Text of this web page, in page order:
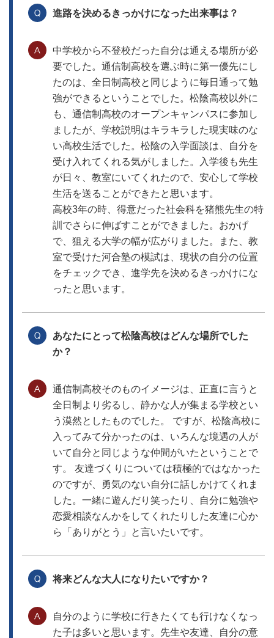
進路を決めるきっかけになった出来事は？
中学校から不登校だった自分は通える場所が必
要でした。通信制高校を選ぶ時に第一優先にし
たのは、全日制高校と同じように毎日通って勉
強ができるということでした。松陰高校以外に
も、通信制高校のオープンキャンパスに参加し
ましたが、学校説明はキラキラした現実味のな
い高校生活でした。松陰の入学面談は、自分を
受け入れてくれる気がしました。入学後も先生
が日々、教室にいてくれたので、安心して学校
生活を送ることができたと思います。
高校3年の時、得意だった社会科を猪熊先生の特
訓でさらに伸ばすことができました。おかげ
で、狙える大学の幅が広がりました。また、教
室で受けた河合塾の模試は、現状の自分の位置
をチェックでき、進学先を決めるきっかけにな
ったと思います。
あなたにとって松陰高校はどんな場所でした
か？
通信制高校そのものイメージは、正直に言うと
全日制より劣るし、静かな人が集まる学校とい
う漠然としたものでした。 ですが、松陰高校に
入ってみて分かったのは、いろんな境遇の人が
いて自分と同じような仲間がいたということで
す。 友達づくりについては積極的ではなかった
のですが、勇気のない自分に話しかけてくれま
した。一緒に遊んだり笑ったり、自分に勉強や
恋愛相談なんかをしてくれたりした友達に心か
ら「ありがとう」と言いたいです。
将来どんな大人になりたいですか？
自分のように学校に行きたくても行けなくなっ
た子は多いと思います。先生や友達、自分の意